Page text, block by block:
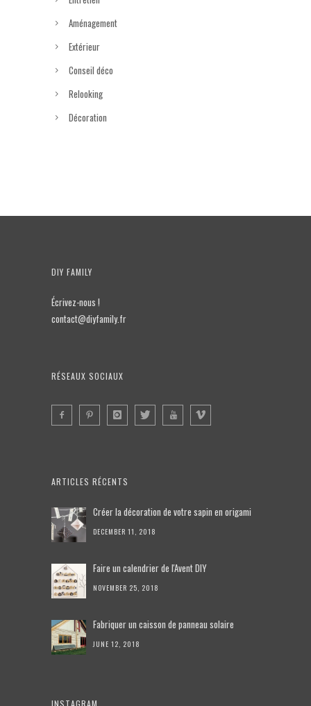
Aménagement
Extérieur
Conseil déco
Relooking
Décoration
DIY FAMILY
Écrivez-nous !
contact@diyfamily.fr
RÉSEAUX SOCIAUX
ARTICLES RÉCENTS
Créer la décoration de votre sapin en origami
DECEMBER 11, 2018
Faire un calendrier de l'Avent DIY
NOVEMBER 25, 2018
Fabriquer un caisson de panneau solaire
JUNE 12, 2018
INSTAGRAM